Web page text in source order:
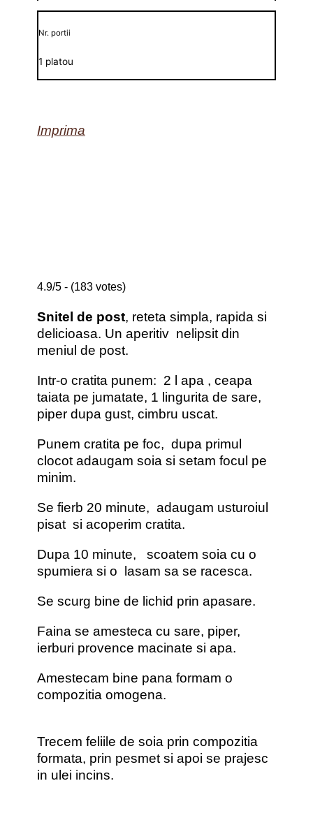
Nr. portii
1 platou
Imprima
4.9/5 - (183 votes)
Snitel de post, reteta simpla, rapida si
delicioasa. Un aperitiv nelipsit din
meniul de post.
Intr-o cratita punem: 2 l apa , ceapa
taiata pe jumatate, 1 lingurita de sare,
piper dupa gust, cimbru uscat.
Punem cratita pe foc, dupa primul
clocot adaugam soia si setam focul pe
minim.
Se fierb 20 minute, adaugam usturoiul
pisat si acoperim cratita.
Dupa 10 minute, scoatem soia cu o
spumiera si o lasam sa se racesca.
Se scurg bine de lichid prin apasare.
Faina se amesteca cu sare, piper,
ierburi provence macinate si apa.
Amestecam bine pana formam o
compozitia omogena.
Trecem feliile de soia prin compozitia
formata, prin pesmet si apoi se prajesc
in ulei incins.